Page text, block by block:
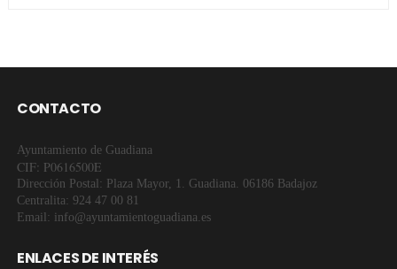
CONTACTO
Ayuntamiento de Guadiana
CIF: P0616500E
Dirección Postal: Plaza Mayor, 1. Guadiana. 06186 Badajoz
Centralita: 924 47 00 81
Email: info@ayuntamientoguadiana.es
ENLACES DE INTERÉS